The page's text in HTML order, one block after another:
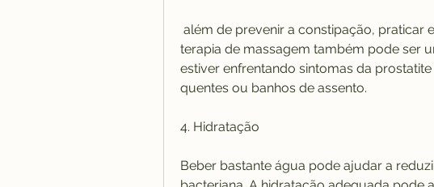
terapia de massagem também pode ser
estiver enfrentando sintomas da
quentes ou banhos de assento.
4. Hidratação
Beber bastante água pode ajudar a